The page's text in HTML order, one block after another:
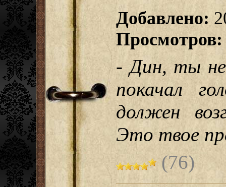
Добавлено:
Просмотров:
- Дин, ты
покачал
должен
Это твое
(76)